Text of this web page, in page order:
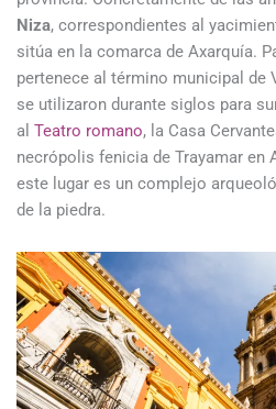
Niza, correspondientes al
sitúa en la comarca de Axarquía.
pertenece al término municipal de
se utilizaron durante siglos para
al Teatro romano, la Casa
necrópolis fenicia de Trayamar en
este lugar es un complejo
de la piedra.